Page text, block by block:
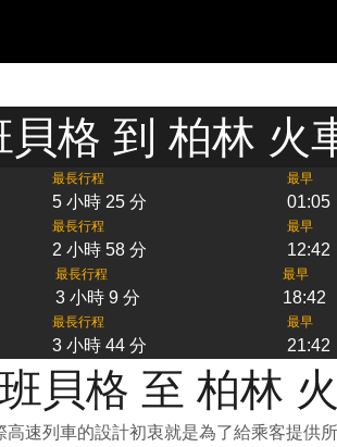
貝格 到 柏林 火
最長行程
5 小時 25 分
最早
01:05
最長行程
2 小時 58 分
最早
12:42
最長行程
3 小時 9 分
最早
18:42
最長行程
3 小時 44 分
最早
21:42
班貝格 至 柏林
速列車的設計初衷就是為了給乘客提